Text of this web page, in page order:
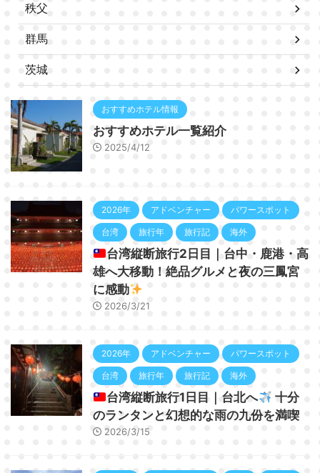
秩父
群馬
茨城
おすすめホテル情報
おすすめホテル一覧紹介
2025/4/12
2026年 アドベンチャー パワースポット
台湾 旅行年 旅行記 海外
台湾縦断旅行2日目｜台中・鹿港・高
雄へ大移動！絶品グルメと夜の三鳳宮
に感動
2026/3/21
2026年 アドベンチャー パワースポット
台湾 旅行年 旅行記 海外
台湾縦断旅行1日目｜台北へ
十分
のランタンと幻想的な雨の九份を満喫
2026/3/15